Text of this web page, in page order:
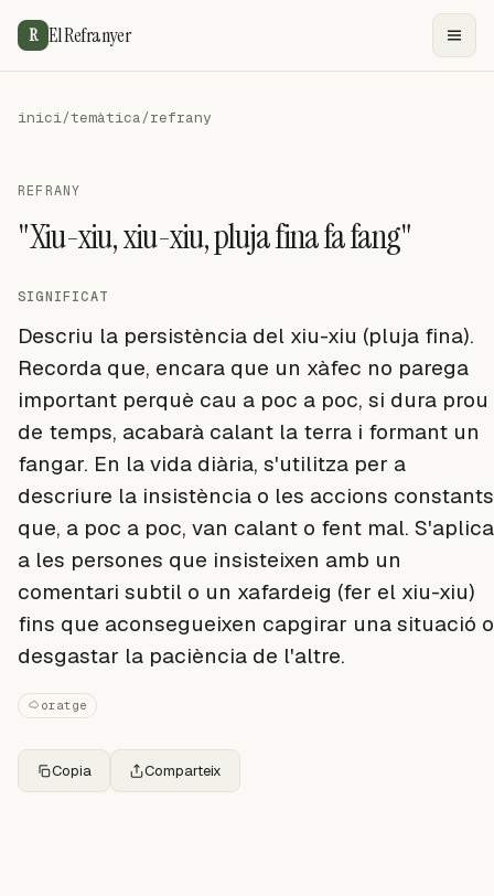
R El Refranyer
inici/temàtica/refrany
REFRANY
"Xiu-xiu, xiu-xiu, pluja fina fa fang"
SIGNIFICAT
Descriu la persistència del xiu-xiu (pluja fina).
Recorda que, encara que un xàfec no parega
important perquè cau a poc a poc, si dura prou
de temps, acabarà calant la terra i formant un
fangar. En la vida diària, s'utilitza per a
descriure la insistència o les accions constants
que, a poc a poc, van calant o fent mal. S'aplica
a les persones que insisteixen amb un
comentari subtil o un xafardeig (fer el xiu-xiu)
fins que aconsegueixen capgirar una situació o
desgastar la paciència de l'altre.
oratge
Copia Comparteix